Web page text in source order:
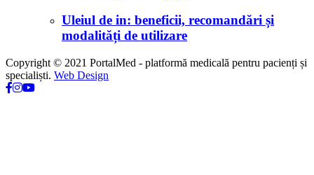
Uleiul de in: beneficii, recomandări și
modalități de utilizare
Copyright © 2021 PortalMed - platformă medicală pentru pacienți și
specialiști. Web Design